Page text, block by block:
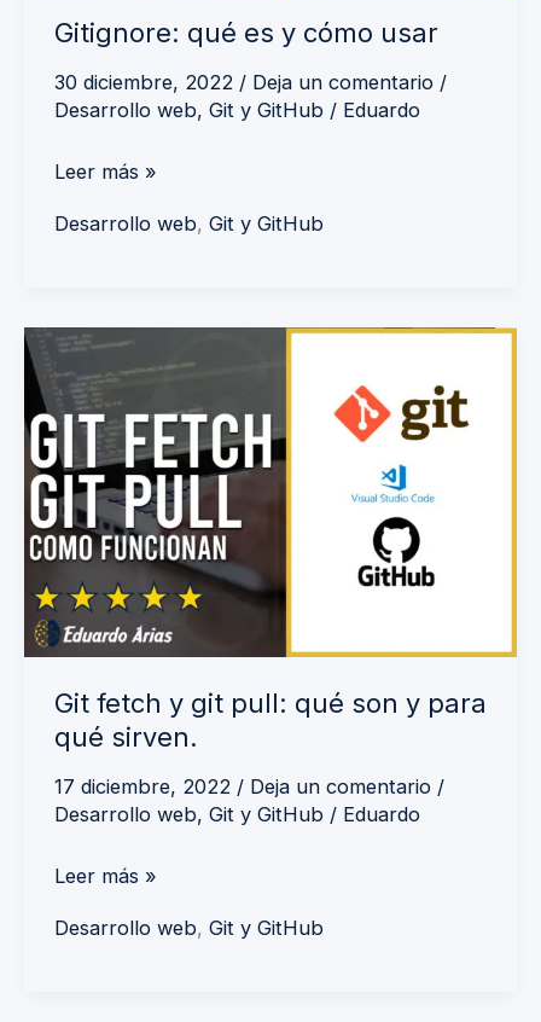
Gitignore: qué es y cómo usar
30 diciembre, 2022 / Deja un comentario /
Desarrollo web, Git y GitHub / Eduardo
Leer más »
Desarrollo web, Git y GitHub
Git fetch y git pull: qué son y para
qué sirven.
17 diciembre, 2022 / Deja un comentario /
Desarrollo web, Git y GitHub / Eduardo
Git
fetch
y
git
pull:
qué
son
y
para
sirven.
Leer más »
Desarrollo web, Git y GitHub